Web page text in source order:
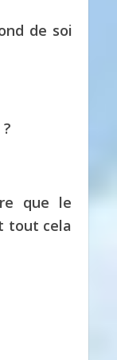
de soi
que le
tout cela